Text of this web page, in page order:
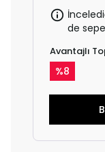
de
Avantajlı
%8